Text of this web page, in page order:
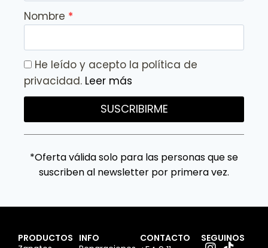
Nombre
He leído y acepto la política de
privacidad. Leer más
SUSCRIBIRME
*Oferta válida solo para las personas que se
suscriben al newsletter por primera vez.
PRODUCTOS INFO
CONTACTO
SEGUINOS